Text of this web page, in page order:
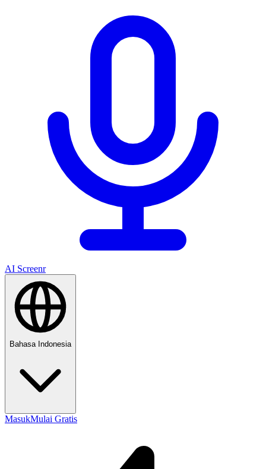
AI Screenr
Bahasa Indonesia
MasukMulai Gratis